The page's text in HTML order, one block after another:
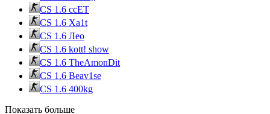
CS 1.6 ccET
CS 1.6 Xa1t
CS 1.6 Лео
CS 1.6 kott! show
CS 1.6 TheAmonDit
CS 1.6 Beav1se
CS 1.6 400kg
Показать больше